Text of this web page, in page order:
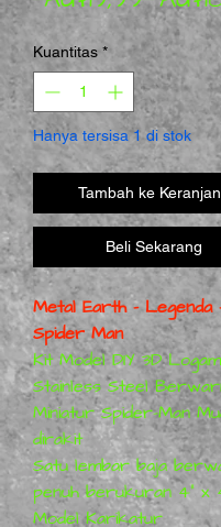
Kuantitas *
Hanya tersisa 1 di stok
Tambah ke
Beli Sekarang
Metal Earth - Legenda
Spider Man
Kit Model DIY 3D Logam
Stainless Steel
Miniatur Spider-Man
dirakit
Satu lembar baja
penuh berukuran 4" x
Model Karikatur